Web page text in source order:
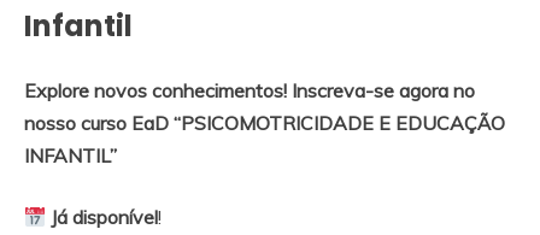
Infantil
Explore novos conhecimentos! Inscreva-se agora no
nosso curso EaD “PSICOMOTRICIDADE E EDUCAÇÃO
INFANTIL”
Já disponível!